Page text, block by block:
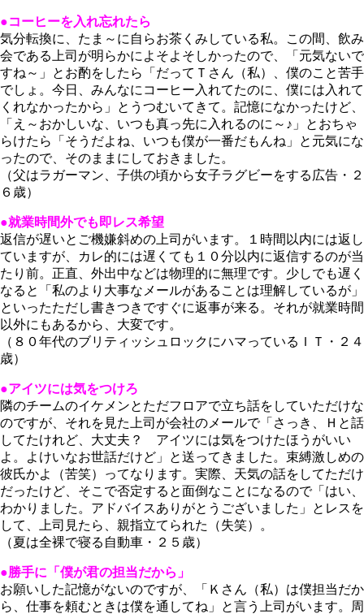
●コーヒーを入れ忘れたら
気分転換に、たま～に自らお茶くみしている私。この間、飲み
会である上司が明らかによそよそしかったので、「元気ないで
すね～」とお酌をしたら「だってＴさん（私）、僕のこと苦手
でしょ。今日、みんなにコーヒー入れてたのに、僕には入れて
くれなかったから」とうつむいてきて。記憶になかったけど、
「え～おかしいな、いつも真っ先に入れるのに～♪」とおちゃ
らけたら「そうだよね、いつも僕が一番だもんね」と元気にな
ったので、そのままにしておきました。
（父はラガーマン、子供の頃から女子ラグビーをする広告・２
６歳）
●就業時間外でも即レス希望
返信が遅いとご機嫌斜めの上司がいます。１時間以内には返し
ていますが、カレ的には遅くても１０分以内に返信するのが当
たり前。正直、外出中などは物理的に無理です。少しでも遅く
なると「私のより大事なメールがあることは理解しているが」
といったただし書きつきですぐに返事が来る。それが就業時間
以外にもあるから、大変です。
（８０年代のブリティッシュロックにハマっているＩＴ・２４
歳）
●アイツには気をつけろ
隣のチームのイケメンとただフロアで立ち話をしていただけな
のですが、それを見た上司が会社のメールで「さっき、Ｈと話
してたけれど、大丈夫？ アイツには気をつけたほうがいい
よ。よけいなお世話だけど」と送ってきました。束縛激しめの
彼氏かよ（苦笑）ってなります。実際、天気の話をしてただけ
だったけど、そこで否定すると面倒なことになるので「はい、
わかりました。アドバイスありがとうございました」とレスを
して、上司見たら、親指立てられた（失笑）。
（夏は全裸で寝る自動車・２５歳）
●勝手に「僕が君の担当だから」
お願いした記憶がないのですが、「Ｋさん（私）は僕担当だか
ら、仕事を頼むときは僕を通してね」と言う上司がいます。周